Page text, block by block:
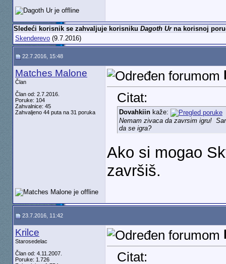
Sledeći korisnik se zahvaljuje korisniku Dagoth Urna korisnoj
Skenderevo(9.7.2016)
22.7.2016, 15:48
Matches Malone
Član
Član od: 2.7.2016.
Poruke: 104
Zahvalnice: 45
Zahvaljeno 44 puta na 31 poruka
Citat:
Dovahkiinkaže:
Nemam zivaca da zavrsim igru!
da se igra?
Ako si mogao
završiš.
23.7.2016, 11:42
Krilce
Starosedelac
Član od: 4.11.2007.
Poruke: 1.726
Citat: